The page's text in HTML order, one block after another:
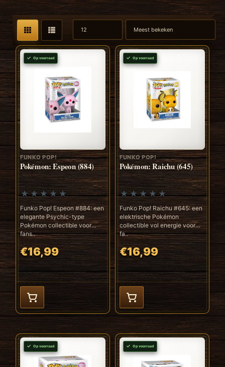
Op voorraad
FUNKO POP!
Pokémon: Espeon (884)
Funko Pop! Espeon #884: een
elegante Psychic-type
Pokémon collectible voor
fans..
€16,99
Op voorraad
FUNKO POP!
Pokémon: Raichu (645)
Funko Pop! Raichu #645: een
elektrische Pokémon
collectible vol energie voor
fa..
€16,99
Op voorraad Op voorraad